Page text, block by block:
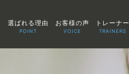
選ばれる理由
POINT
お客様の声
VOICE
トレーナー
TRAINERS